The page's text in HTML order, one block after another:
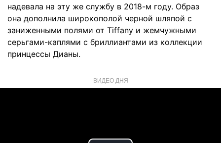
надевала на эту же службу в 2018-м году. Образ
она дополнила широкополой черной шляпой с
заниженными полями от Tiffany и жемчужными
серьгами-каплями с бриллиантами из коллекции
принцессы Дианы.
ВИДЕО ДНЯ